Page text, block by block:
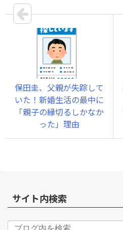
保田圭、父親が失踪して
いた！新婚生活の最中に
「親子の縁切るしかなか
った」理由
サイト内検索